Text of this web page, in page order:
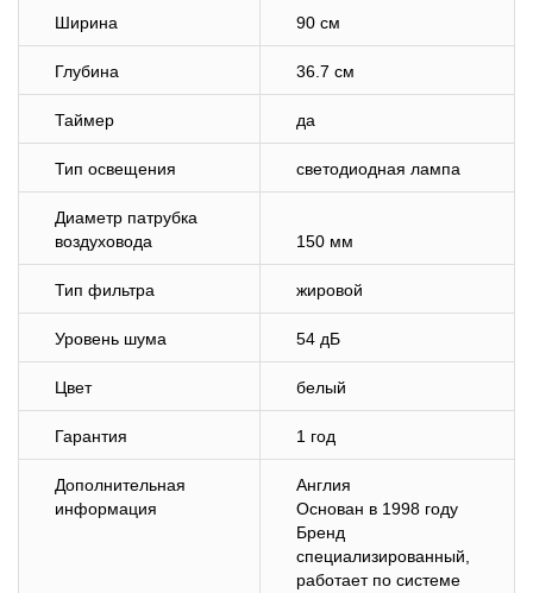
Ширина 90 см
Глубина 36.7 см
Таймер да
Тип освещения светодиодная лампа
Диаметр патрубка
воздуховода
150 мм
Тип фильтра жировой
Уровень шума 54 дБ
Цвет белый
Гарантия 1 год
Дополнительная
информация
Англия
Основан в 1998 году
Бренд
специализированный,
работает по системе